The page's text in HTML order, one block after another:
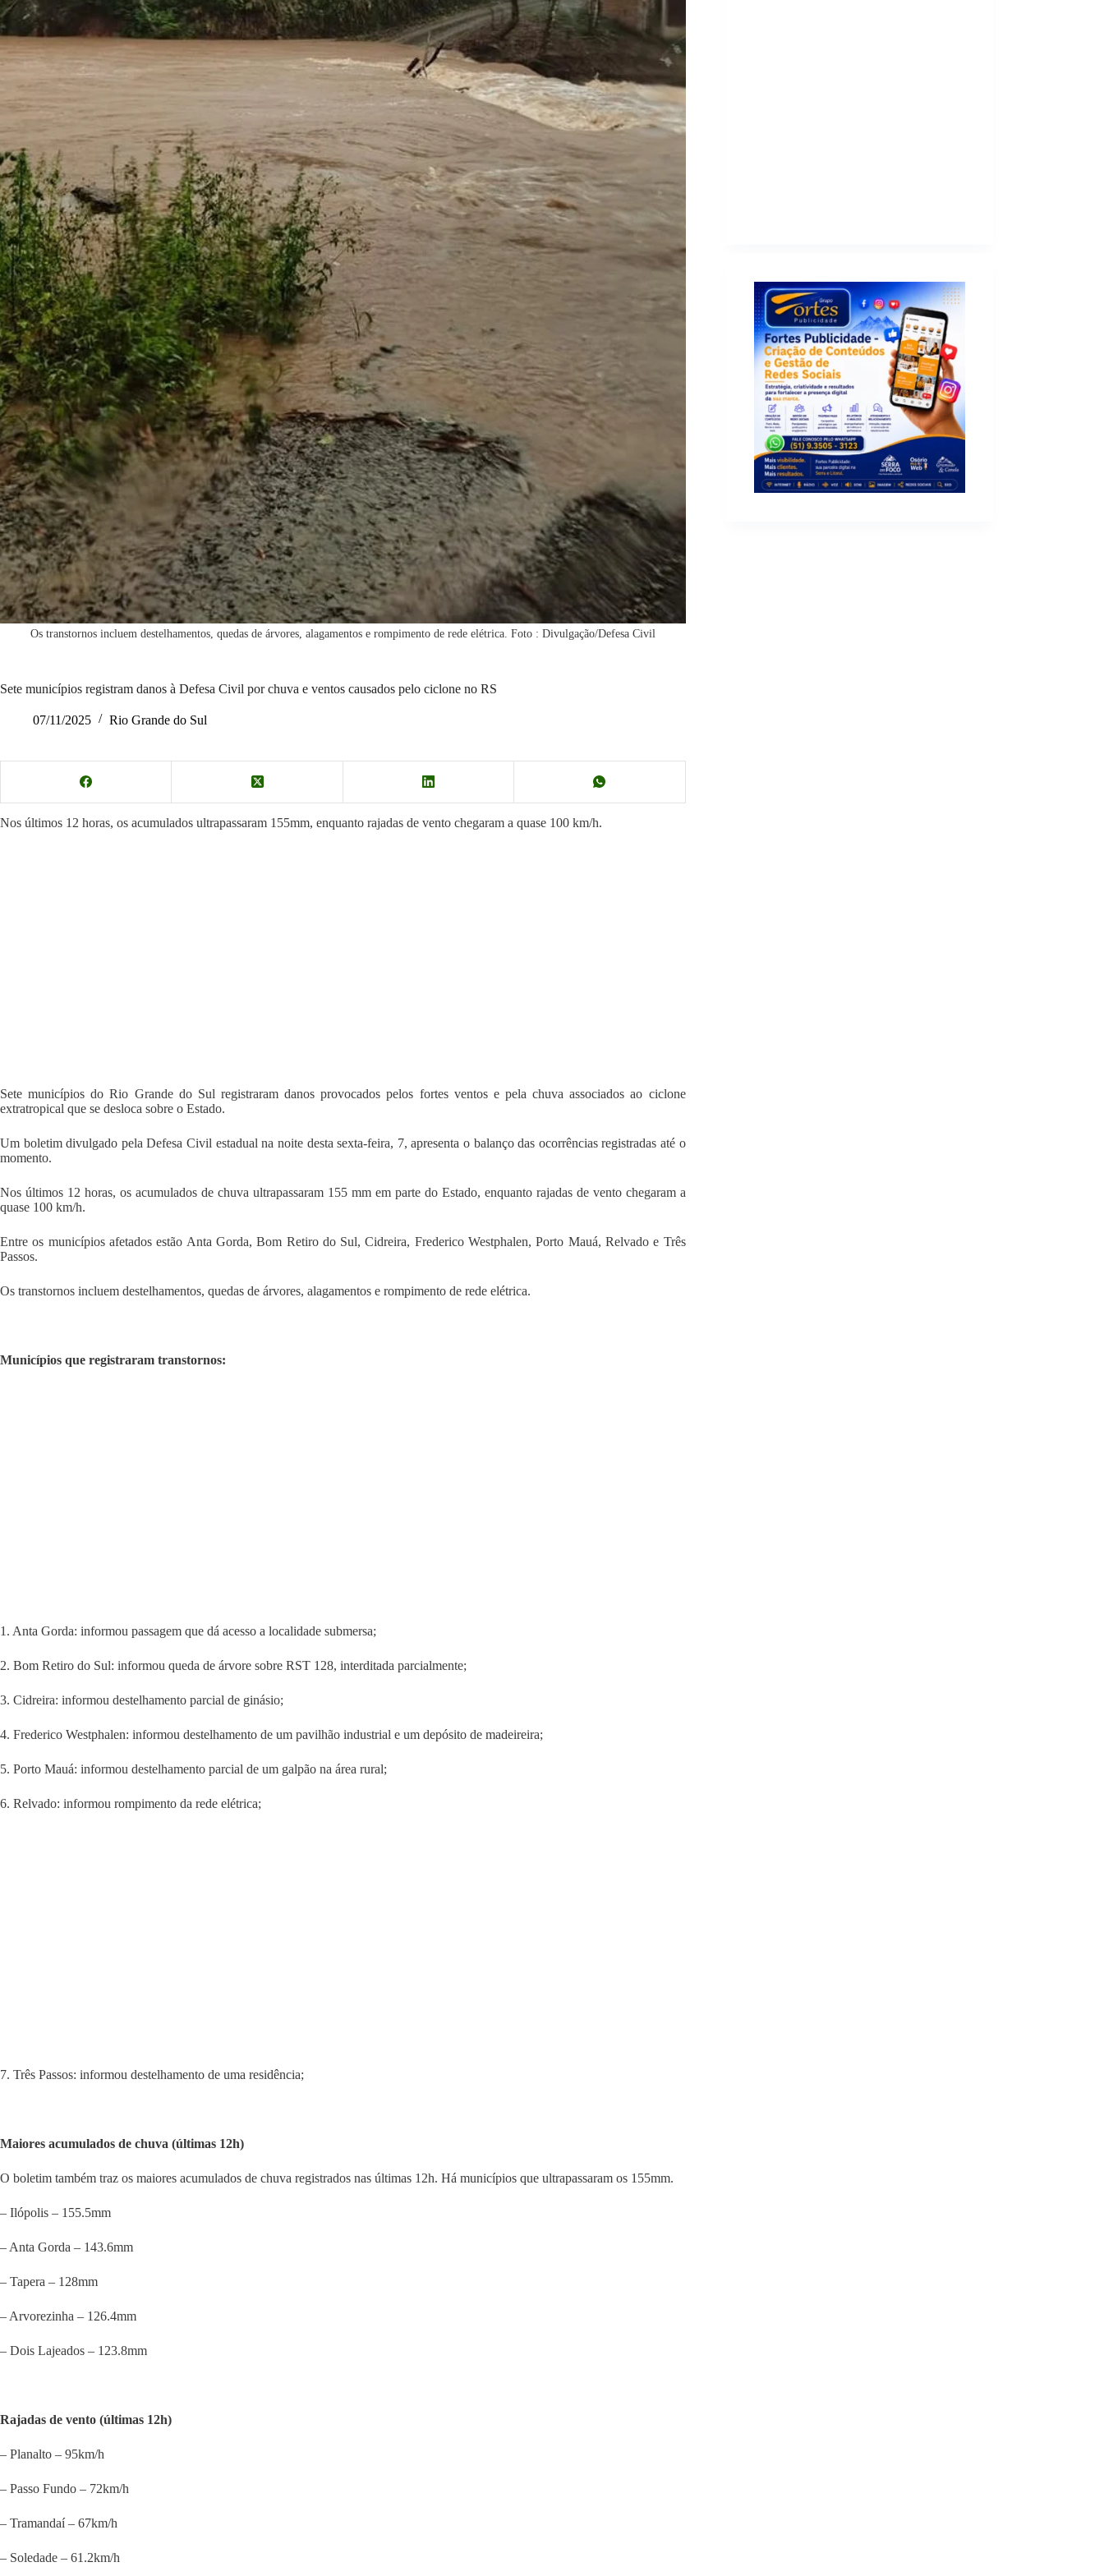
Os transtornos incluem destelhamentos, quedas de árvores, alagamentos e rompimento de rede elétrica. Foto : Divulgação/Defesa Civil
Sete municípios registram danos à Defesa Civil por chuva e ventos causados pelo ciclone no RS
07/11/2025 Rio Grande do Sul
Nos últimos 12 horas, os acumulados ultrapassaram 155mm, enquanto rajadas de vento chegaram a quase 100 km/h.
Sete municípios do Rio Grande do Sul registraram danos provocados pelos fortes ventos e pela chuva associados ao ciclone
extratropical que se desloca sobre o Estado.
Um boletim divulgado pela Defesa Civil estadual na noite desta sexta-feira, 7, apresenta o balanço das ocorrências registradas até o
momento.
Nos últimos 12 horas, os acumulados de chuva ultrapassaram 155 mm em parte do Estado, enquanto rajadas de vento chegaram a
quase 100 km/h.
Entre os municípios afetados estão Anta Gorda, Bom Retiro do Sul, Cidreira, Frederico Westphalen, Porto Mauá, Relvado e Três
Passos.
Os transtornos incluem destelhamentos, quedas de árvores, alagamentos e rompimento de rede elétrica.
Municípios que registraram transtornos:
1. Anta Gorda: informou passagem que dá acesso a localidade submersa;
2. Bom Retiro do Sul: informou queda de árvore sobre RST 128, interditada parcialmente;
3. Cidreira: informou destelhamento parcial de ginásio;
4. Frederico Westphalen: informou destelhamento de um pavilhão industrial e um depósito de madeireira;
5. Porto Mauá: informou destelhamento parcial de um galpão na área rural;
6. Relvado: informou rompimento da rede elétrica;
7. Três Passos: informou destelhamento de uma residência;
Maiores acumulados de chuva (últimas 12h)
O boletim também traz os maiores acumulados de chuva registrados nas últimas 12h. Há municípios que ultrapassaram os 155mm.
– Ilópolis – 155.5mm
– Anta Gorda – 143.6mm
– Tapera – 128mm
– Arvorezinha – 126.4mm
– Dois Lajeados – 123.8mm
Rajadas de vento (últimas 12h)
– Planalto – 95km/h
– Passo Fundo – 72km/h
– Tramandaí – 67km/h
– Soledade – 61.2km/h